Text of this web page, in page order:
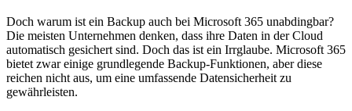
Doch warum ist ein Backup auch bei Microsoft 365 unabdingbar?
Die meisten Unternehmen denken, dass ihre Daten in der Cloud
automatisch gesichert sind. Doch das ist ein Irrglaube. Microsoft 365
bietet zwar einige grundlegende Backup-Funktionen, aber diese
reichen nicht aus, um eine umfassende Datensicherheit zu
gewährleisten.